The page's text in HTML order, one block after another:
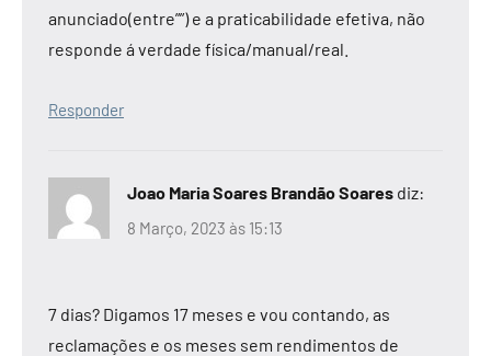
anunciado(entre””) e a praticabilidade efetiva, não
responde á verdade física/manual/real.
Responder
Joao Maria Soares Brandão Soares diz:
8 Março, 2023 às 15:13
7 dias? Digamos 17 meses e vou contando, as
reclamações e os meses sem rendimentos de